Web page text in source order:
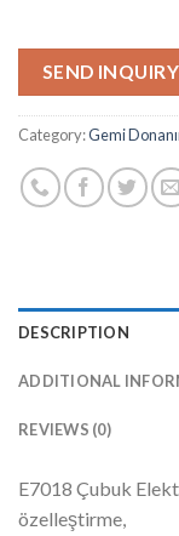
SEND INQUIRY
Category:Gemi
DESCRIPTION
ADDITIONAL
REVIEWS (0)
E7018 Çubuk
özelleştirme,